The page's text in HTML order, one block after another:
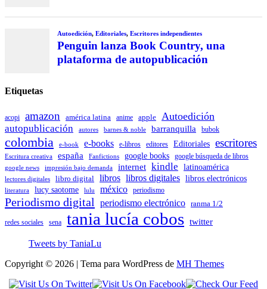
Autoedición, Editoriales, Escritores independientes
Penguin lanza Book Country, una
plataforma de autopublicación
Etiquetas
acopi amazon américa latina anime apple Autoedición
autopublicación autores barnes & noble barranquilla bubok
colombia e-book e-books e-libros editores Editoriales escritores
Escritura creativa españa Fanfictions google books google búsqueda de libros
google news impresión bajo demanda internet kindle latinoamérica
lectores digitales libro digital libros libros digitales libros electrónicos
literatura lucy saotome lulu méxico periodismo
Periodismo digital periodismo electrónico ranma 1/2
redes sociales sena tania lucía cobos twitter
Tweets by TaniaLu
Copyright © 2026 | Tema para WordPress de MH Themes